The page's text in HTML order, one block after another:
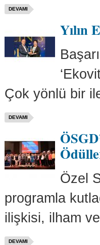
DEVAMI
Yılın
Çok yönlü bir
DEVAMI
Özel
programla
ilişkisi, ilham
DEVAMI